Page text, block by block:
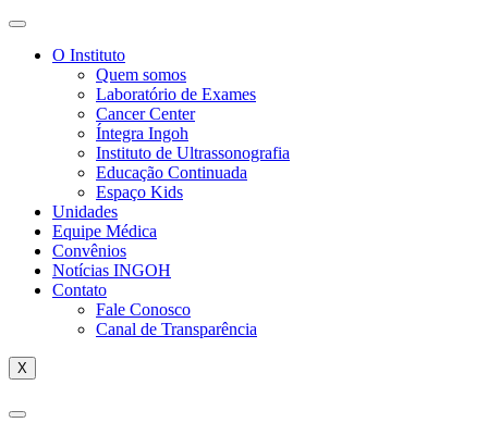
O Instituto
Quem somos
Laboratório de Exames
Cancer Center
Íntegra Ingoh
Instituto de Ultrassonografia
Educação Continuada
Espaço Kids
Unidades
Equipe Médica
Convênios
Notícias INGOH
Contato
Fale Conosco
Canal de Transparência
X